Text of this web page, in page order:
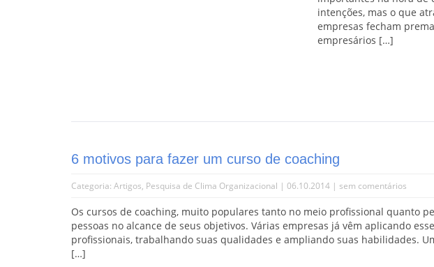
intenções, mas o que
empresas fecham
empresários […]
6 motivos para fazer um curso de coaching
Categoria: Artigos, Pesquisa de Clima Organizacional | 06.10.2014 | sem comentários
Os cursos de coaching, muito populares tanto no meio profissional quanto
pessoas no alcance de seus objetivos. Várias empresas já vêm aplicando
profissionais, trabalhando suas qualidades e ampliando suas habilidades.
[…]